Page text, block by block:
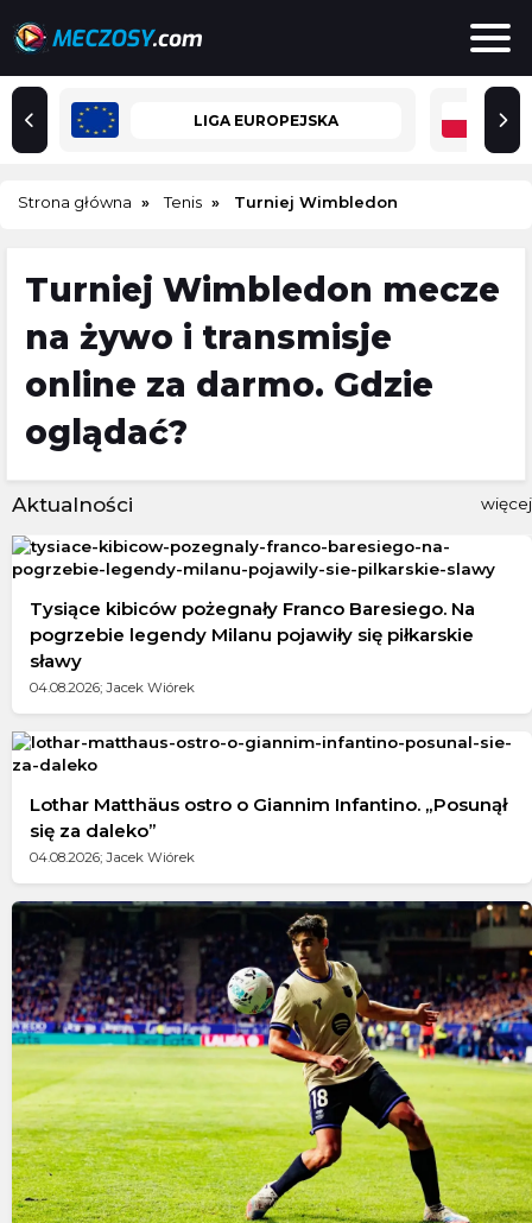
LIGA EUROPEJSKA
Strona główna Tenis Turniej Wimbledon
Turniej Wimbledon mecze
na żywo i transmisje
online za darmo. Gdzie
oglądać?
Aktualności więcej
Tysiące kibiców pożegnały Franco Baresiego. Na
pogrzebie legendy Milanu pojawiły się piłkarskie
sławy
04.08.2026; Jacek Wiórek
Lothar Matthäus ostro o Giannim Infantino. „Posunął
się za daleko”
04.08.2026; Jacek Wiórek